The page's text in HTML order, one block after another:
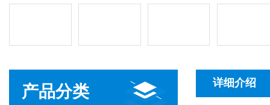
产品分类 详细介绍